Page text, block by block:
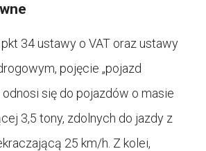
34 ustawy o VAT oraz ustawy
pojęcie „pojazd
się do pojazdów o masie
3,5 tony, zdolnych do jazdy z
25 km/h. Z kolei,